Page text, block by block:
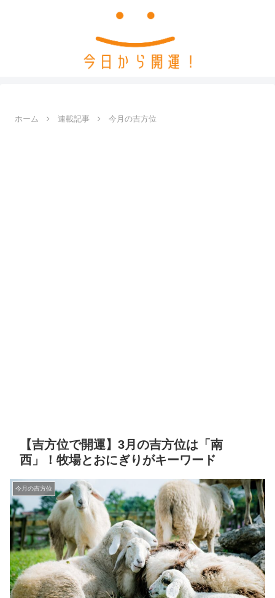
ホーム 連載記事 今月の吉方位
【吉方位で開運】3月の吉方位は「南
西」！牧場とおにぎりがキーワード
今月の吉方位